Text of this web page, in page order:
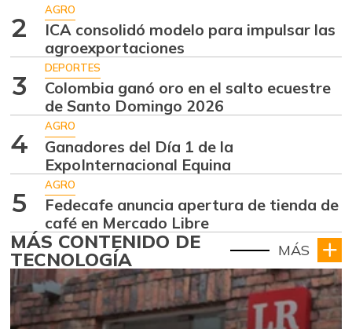
2
AGRO
ICA consolidó modelo para impulsar las
agroexportaciones
3
DEPORTES
Colombia ganó oro en el salto ecuestre
de Santo Domingo 2026
4
AGRO
Ganadores del Día 1 de la
ExpoInternacional Equina
5
AGRO
Fedecafe anuncia apertura de tienda de
café en Mercado Libre
MÁS CONTENIDO DE
TECNOLOGÍA MÁS